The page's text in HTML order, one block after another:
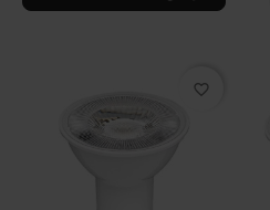
favorite_border